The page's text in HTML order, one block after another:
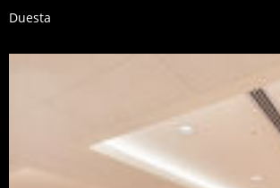
Duesta